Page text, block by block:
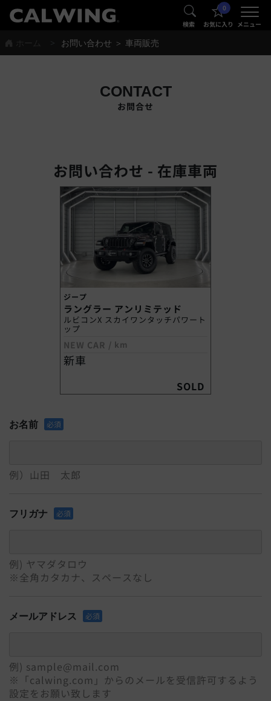
® 検索
0
お気に入り メニュー
®
お問い合わせ ＞ 車両販売
CONTACT
お問合せ
お問い合わせ - 在庫車両
ジープ
ラングラー アンリミテッド
ルビコンX スカイワンタッチパワート
ップ
NEW CAR / km
新車
SOLD
お名前 必須
例）山田 太郎
フリガナ 必須
例) ヤマダタロウ
※全角カタカナ、スペースなし
メールアドレス 必須
例) sample@mail.com
※「calwing.com」からのメールを受信許可するよう
設定をお願い致します